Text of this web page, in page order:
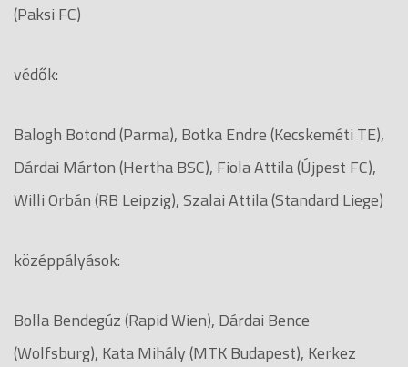
(Paksi FC)
védők:
Balogh Botond (Parma), Botka Endre (Kecskeméti TE),
Dárdai Márton (Hertha BSC), Fiola Attila (Újpest FC),
Willi Orbán (RB Leipzig), Szalai Attila (Standard Liege)
középpályások:
Bolla Bendegúz (Rapid Wien), Dárdai Bence
(Wolfsburg), Kata Mihály (MTK Budapest), Kerkez